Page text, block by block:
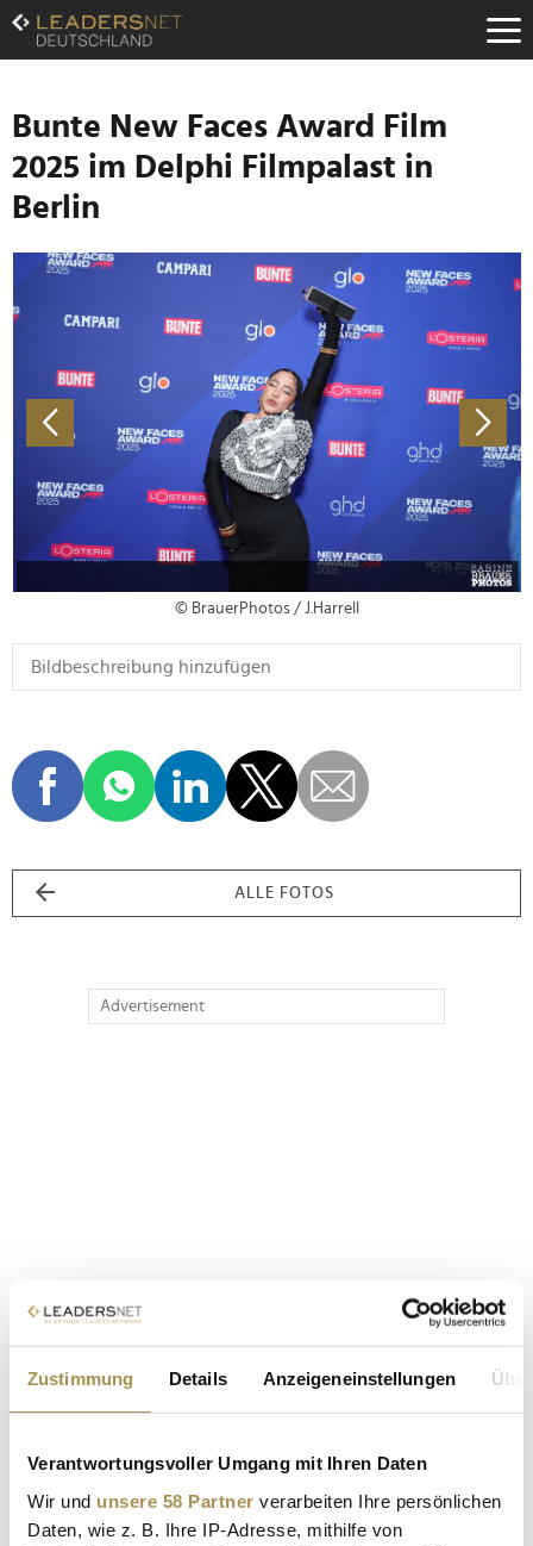
Zustimmung Details Anzeigeneinstellungen
Verantwortungsvoller Umgang mit Ihren Daten
Wir und unsere 58 Partner verarbeiten Ihre persönlichen
Daten, wie z. B. Ihre IP-Adresse, mithilfe von
Zum
Inhalt
Zur
Navigation
Zur
Hauptnavigation
Bunte New Faces Award Film
2025 im Delphi Filmpalast in
Berlin
© BrauerPhotos / J.Harrell
ALLE FOTOS
Advertisement